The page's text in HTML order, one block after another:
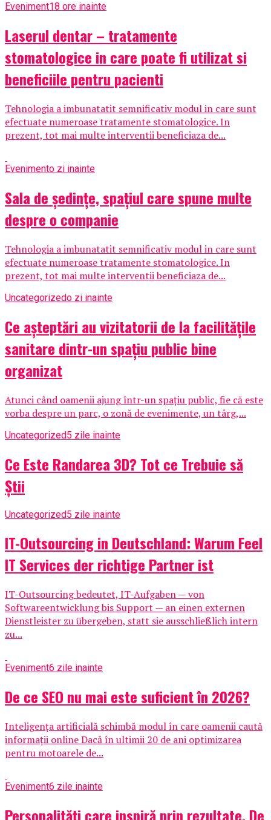
Eveniment18 ore inainte
Laserul dentar – tratamente
stomatologice in care poate fi utilizat si
beneficiile pentru pacienti
Tehnologia a imbunatatit semnificativ modul in care sunt
efectuate numeroase tratamente stomatologice. In
prezent, tot mai multe interventii beneficiaza de...
Evenimento zi inainte
Sala de ședințe, spațiul care spune multe
despre o companie
Tehnologia a imbunatatit semnificativ modul in care sunt
efectuate numeroase tratamente stomatologice. In
prezent, tot mai multe interventii beneficiaza de...
Uncategorizedo zi inainte
Ce așteptări au vizitatorii de la facilitățile
sanitare dintr-un spațiu public bine
organizat
Atunci când oamenii ajung într-un spațiu public, fie că este
vorba despre un parc, o zonă de evenimente, un târg,...
Uncategorized5 zile inainte
Ce Este Randarea 3D? Tot ce Trebuie să
Știi
Uncategorized5 zile inainte
IT-Outsourcing in Deutschland: Warum Feel
IT Services der richtige Partner ist
IT-Outsourcing bedeutet, IT-Aufgaben — von
Softwareentwicklung bis Support — an einen externen
Dienstleister zu übergeben, statt sie ausschließlich intern
zu...
Eveniment6 zile inainte
De ce SEO nu mai este suficient în 2026?
Inteligența artificială schimbă modul în care oamenii caută
informații online Dacă în ultimii 20 de ani optimizarea
pentru motoarele de...
Eveniment6 zile inainte
Personalități care inspiră prin rezultate. De